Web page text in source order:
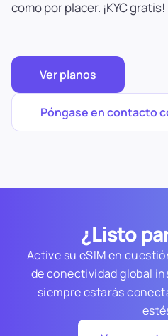
como por placer. ¡KYC gratis!
Ver planos
Póngase en contacto
¿Listo
Active su eSIM en
de conectividad global
siempre estarás